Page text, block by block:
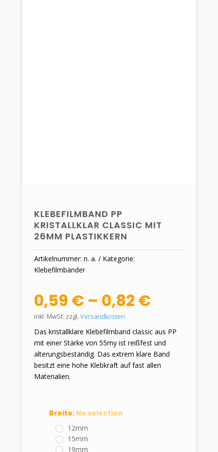
KLEBEFILMBAND PP
KRISTALLKLAR CLASSIC MIT
26MM PLASTIKKERN
Artikelnummer: n. a.
Kategorie:
Klebefilmbänder
0,59 € – 0,82 €
inkl. MwSt. zzgl. Versandkosten
Das kristallklare Klebefilmband classic aus PP
mit einer Stärke von 55my ist reißfest und
alterungsbeständig. Das extrem klare Band
besitzt eine hohe Klebkraft auf fast allen
Materialien.
Breite: No selection
12mm
15mm
19mm